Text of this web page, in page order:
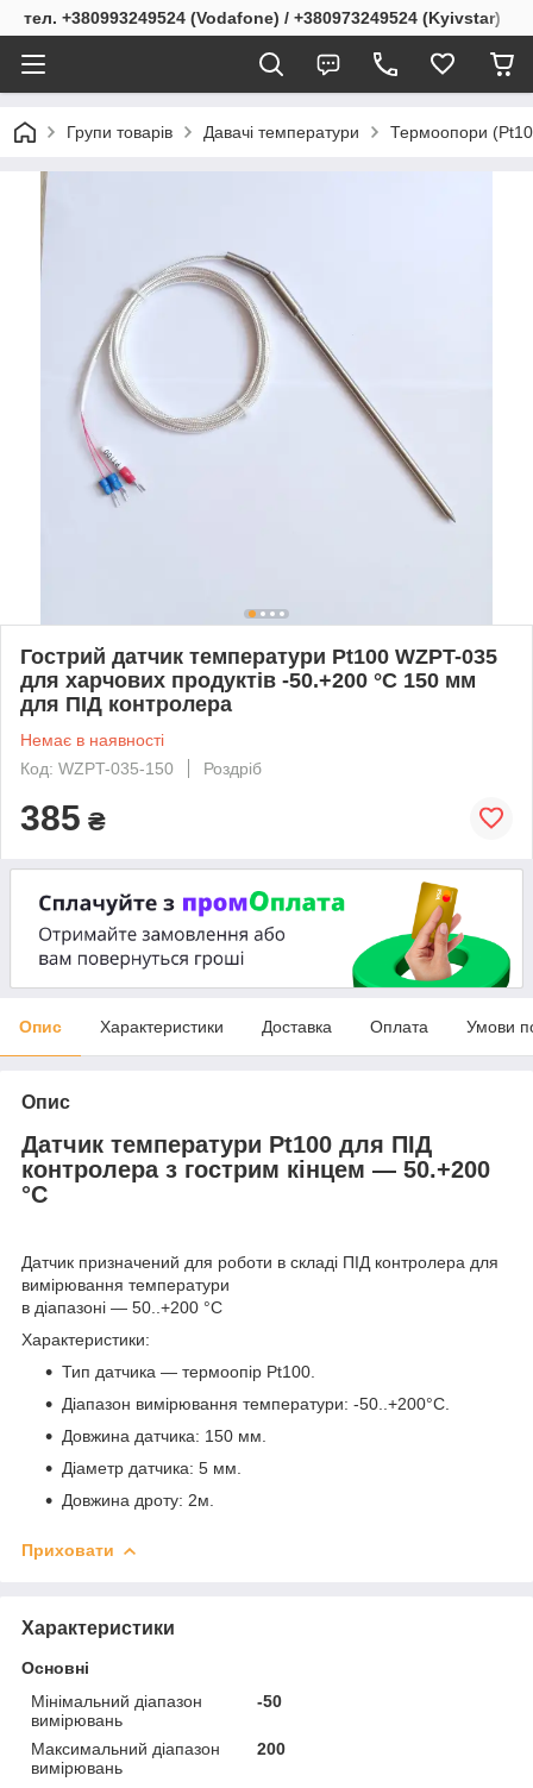
тел. +380993249524 (Vodafone) / +380973249524 (Kyivstar)
Групи товарів Давачі температури Термоопори
Гострий датчик температури Pt100 WZPT-035
для харчових продуктів -50.+200 °C 150 мм
для ПІД контролера
Немає в наявності
Код: WZPT-035-150
Роздріб
385 ₴
Опис Характеристики Доставка Оплата Умови
Опис
Датчик температури Pt100 для ПІД
контролера з гострим кінцем — 50.+200
°C
Датчик призначений для роботи в складі ПІД контролера для
вимірювання температури
в діапазоні — 50..+200 °C
Характеристики:
Тип датчика — термоопір Pt100.
Діапазон вимірювання температури: -50..+200°C.
Довжина датчика: 150 мм.
Діаметр датчика: 5 мм.
Довжина дроту: 2м.
Приховати
Характеристики
Основні
Мінімальний діапазон
вимірювань
-50
Максимальний діапазон
вимірювань
200